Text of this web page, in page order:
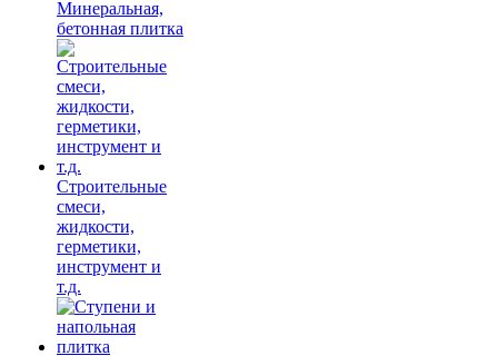
Минеральная,
бетонная плитка
Строительные
смеси,
жидкости,
герметики,
инструмент и
т.д.